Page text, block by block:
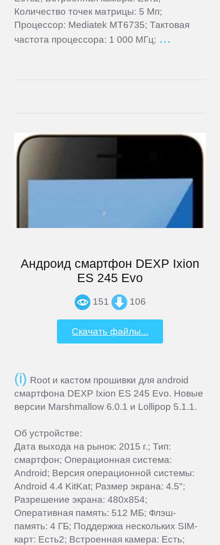
Количество точек матрицы: 5 Мп;
Процессор: Mediatek MT6735; Тактовая
частота процессора: 1 000 МГц;
Андроид смартфон DEXP Ixion
ES 245 Evo
151 106
Скачать файлы...
Root и кастом прошивки для android
смартфона DEXP Ixion ES 245 Evo. Новые
версии Marshmallow 6.0.1 и Lollipop 5.1.1.
Об устройстве:
Дата выхода на рынок: 2015 г.; Тип:
смартфон; Операционная система:
Android; Версия операционной системы:
Android 4.4 KitKat; Размер экрана: 4.5";
Разрешение экрана: 480x854;
Оперативная память: 512 МБ; Флэш-
память: 4 ГБ; Поддержка нескольких SIM-
карт: Есть2; Встроенная камера: Есть;
Cube
eSTAR
Satellite
GEOFOX
Gigaset
Ginzzu
Globex
Globus